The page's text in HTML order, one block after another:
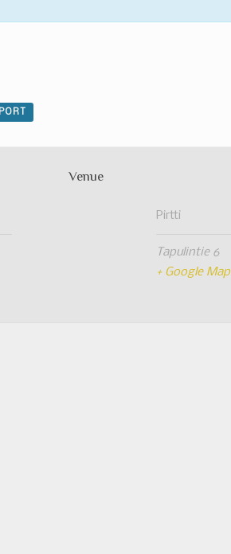
Venue
Pirtti
Tapulintie 6
+ Google Map